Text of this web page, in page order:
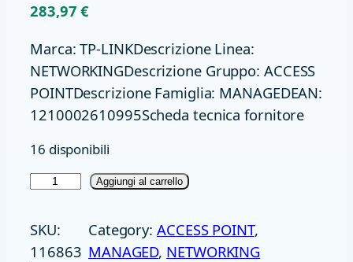
283,97€
Marca: TP-LINKDescrizione Linea:
NETWORKINGDescrizione Gruppo: ACCESS
POINTDescrizione Famiglia: MANAGEDEAN:
1210002610995Scheda tecnica fornitore
16 disponibili
C
E
Aggiungi al carrello
SKU:
116863
Category: ACCESS POINT
MANAGED, NETWORKING